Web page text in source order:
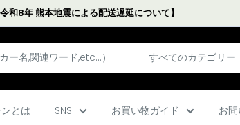
令和8年 熊本地震による配送遅延について】
すべてのカテゴリー
とは SNS お買い物ガイド お